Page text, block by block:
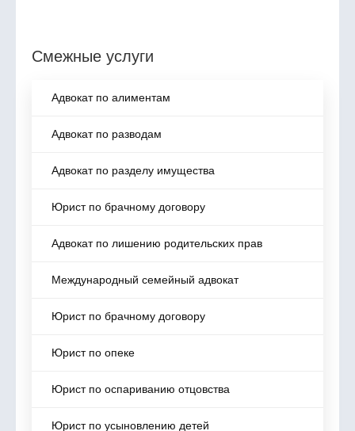
Смежные услуги
Адвокат по алиментам
Адвокат по разводам
Адвокат по разделу имущества
Юрист по брачному договору
Адвокат по лишению родительских прав
Международный семейный адвокат
Юрист по брачному договору
Юрист по опеке
Юрист по оспариванию отцовства
Юрист по усыновлению детей